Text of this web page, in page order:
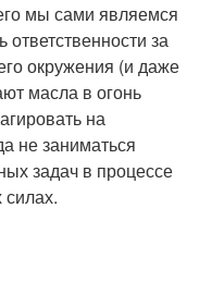
мы сами являемся
за
окружения (и даже
масла в огонь
на
не заниматься
задач в процессе
силах.